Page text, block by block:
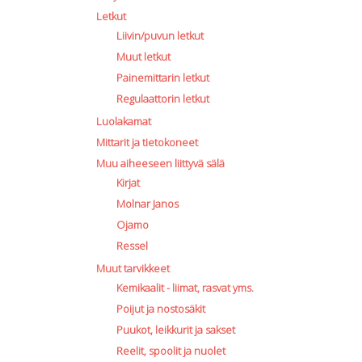
Letkut
Liivin/puvun letkut
Muut letkut
Painemittarin letkut
Regulaattorin letkut
Luolakamat
Mittarit ja tietokoneet
Muu aiheeseen liittyvä sälä
Kirjat
Molnar Janos
Ojamo
Ressel
Muut tarvikkeet
Kemikaalit - liimat, rasvat yms.
Poijut ja nostosäkit
Puukot, leikkurit ja sakset
Reelit, spoolit ja nuolet